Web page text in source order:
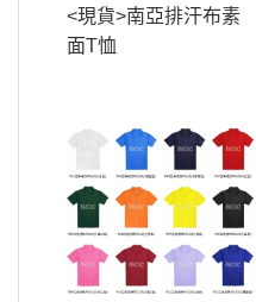
<現貨>南亞排汗布素
面T恤